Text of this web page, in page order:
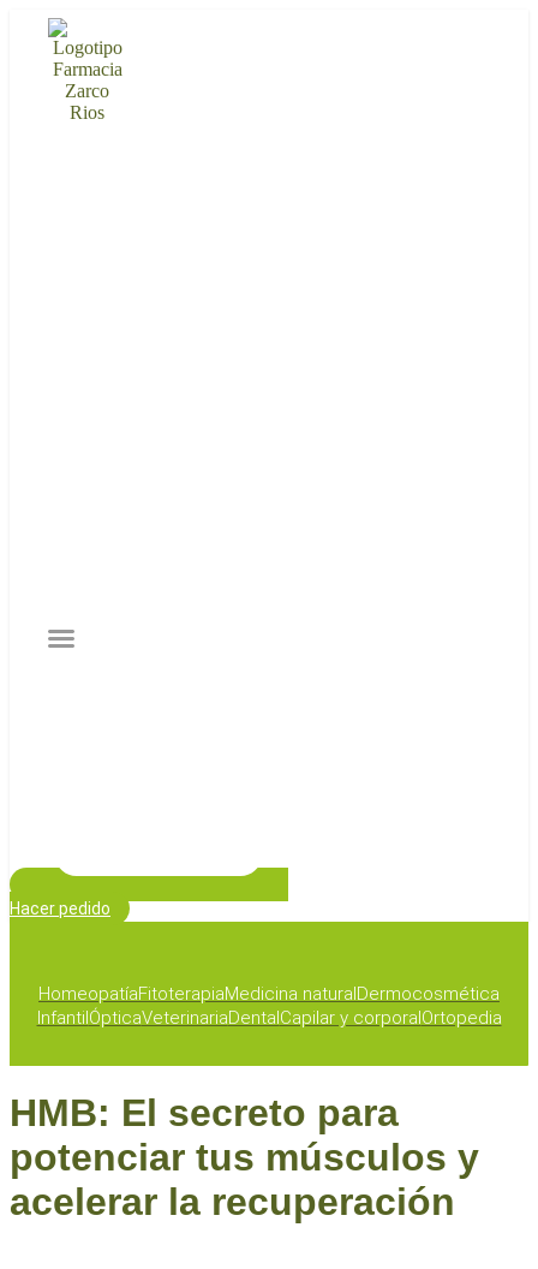
contenido
Hacer pedido
HomeopatíaFitoterapiaMedicina naturalDermocosmética
InfantilÓpticaVeterinariaDentalCapilar y corporalOrtopedia
HMB: El secreto para
potenciar tus músculos y
acelerar la recuperación